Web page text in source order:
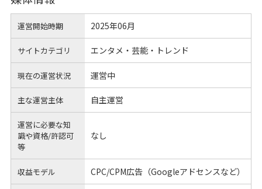
運営開始時期 2025年06月
サイトカテゴリ エンタメ・芸能・トレンド
現在の運営状況 運営中
主な運営主体 自主運営
運営に必要な知
識や資格/許認可
等
なし
収益モデル CPC/CPM広告（Googleアドセンスなど）